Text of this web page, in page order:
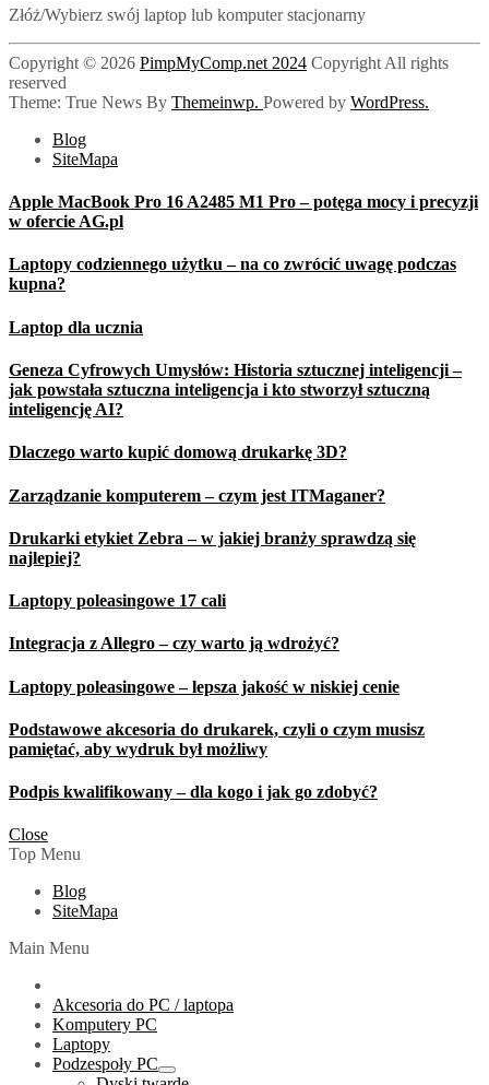
Złóż/Wybierz swój laptop lub komputer stacjonarny
Copyright © 2026 PimpMyComp.net 2024 Copyright All rights
reserved
Theme: True News By Themeinwp. Powered by WordPress.
Blog
SiteMapa
Apple MacBook Pro 16 A2485 M1 Pro – potęga mocy i precyzji
w ofercie AG.pl
Laptopy codziennego użytku – na co zwrócić uwagę podczas
kupna?
Laptop dla ucznia
Geneza Cyfrowych Umysłów: Historia sztucznej inteligencji –
jak powstała sztuczna inteligencja i kto stworzył sztuczną
inteligencję AI?
Dlaczego warto kupić domową drukarkę 3D?
Zarządzanie komputerem – czym jest ITMaganer?
Drukarki etykiet Zebra – w jakiej branży sprawdzą się
najlepiej?
Laptopy poleasingowe 17 cali
Integracja z Allegro – czy warto ją wdrożyć?
Laptopy poleasingowe – lepsza jakość w niskiej cenie
Podstawowe akcesoria do drukarek, czyli o czym musisz
pamiętać, aby wydruk był możliwy
Podpis kwalifikowany – dla kogo i jak go zdobyć?
Close
Top Menu
Blog
SiteMapa
Main Menu
Akcesoria do PC / laptopa
Komputery PC
Laptopy
Podzespoły PC
Show